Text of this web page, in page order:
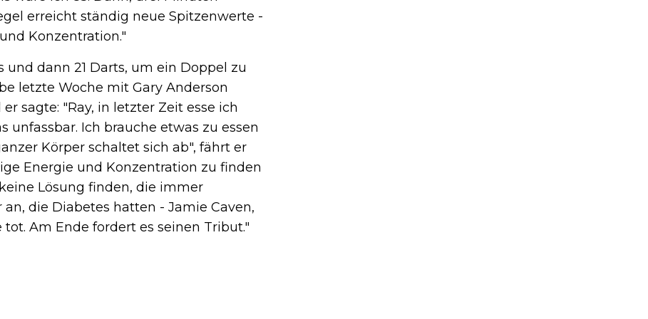
erreicht ständig neue Spitzenwerte -
Konzentration."
und dann 21 Darts, um ein Doppel zu
letzte Woche mit Gary Anderson
sagte: "Ray, in letzter Zeit esse ich
unfassbar. Ich brauche etwas zu essen
Körper schaltet sich ab", fährt er
Energie und Konzentration zu finden
Lösung finden, die immer
die Diabetes hatten - Jamie Caven,
Am Ende fordert es seinen Tribut."